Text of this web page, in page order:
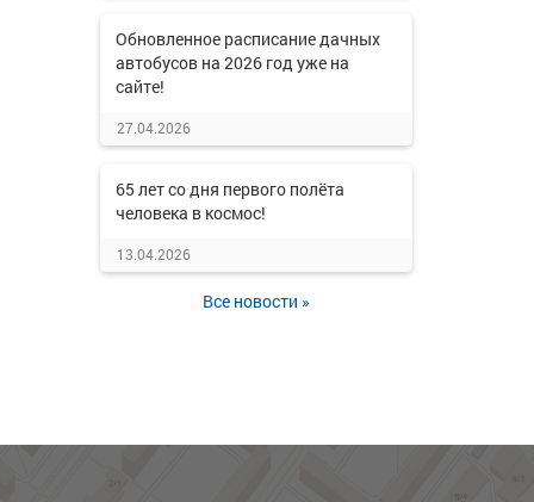
Обновленное расписание дачных
автобусов на 2026 год уже на
сайте!
27.04.2026
65 лет со дня первого полёта
человека в космос!
13.04.2026
Все новости »